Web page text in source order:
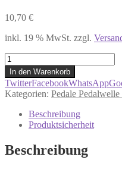
10,70 €
inkl. 19 % MwSt. zzgl.
Platte
Kupplungspedal
Kupplungsplatte
Wartburg
353
Menge
In den Warenkorb
TwitterFacebookWhatsApp
Kategorien: Pedale
Beschreibung
Produktsicherheit
Beschreibung